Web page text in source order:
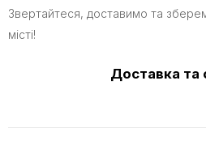
Звертайтеся, доставимо та
місті!
Доставка та